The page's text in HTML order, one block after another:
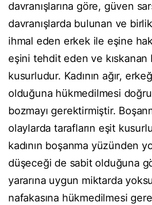
davranışlarına göre, güven
davranışlarda bulunan ve
ihmal eden erkek ile eşine
eşini tehdit eden ve kıskanan
kusurludur. Kadının ağır,
olduğuna hükmedilmesi doğru
bozmayı gerektirmiştir.
olaylarda tarafların eşit
kadının boşanma yüzünden
düşeceği de sabit olduğuna
yararına uygun miktarda
nafakasına hükmedilmesi